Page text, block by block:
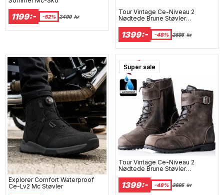
1199:- -52% 2499 kr
Tour Vintage Ce-Niveau 2
Nødtede Brune Støvler
1399:- -48% 2695 kr
Explorer Comfort Waterproof
Ce-Lv2 Mc Støvler
Super sale
Tour Vintage Ce-Niveau 2
Nødtede Brune Støvler
1399:- -48% 2695 kr